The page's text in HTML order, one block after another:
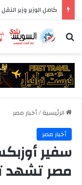
كامل الوزير وزير
بحث عن
الرئيسية/أخبار مصر
أخبار مصر
سفير
مصر تشهد